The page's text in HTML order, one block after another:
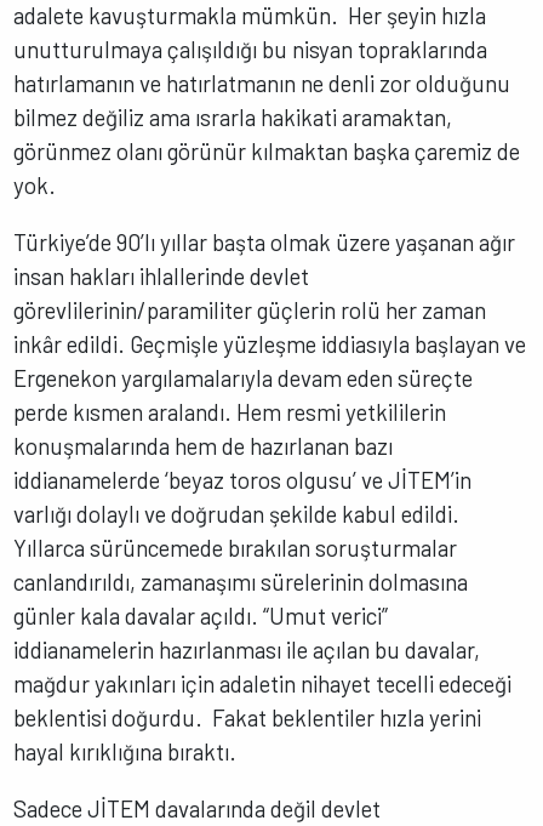
adalete kavuşturmakla mümkün. Her şeyin hızla
unutturulmaya çalışıldığı bu nisyan topraklarında
hatırlamanın ve hatırlatmanın ne denli zor olduğunu
bilmez değiliz ama ısrarla hakikati aramaktan,
görünmez olanı görünür kılmaktan başka çaremiz de
yok.
Türkiye’de 90’lı yıllar başta olmak üzere yaşanan ağır
insan hakları ihlallerinde devlet
görevlilerinin/paramiliter güçlerin rolü her zaman
inkâr edildi. Geçmişle yüzleşme iddiasıyla başlayan ve
Ergenekon yargılamalarıyla devam eden süreçte
perde kısmen aralandı. Hem resmi yetkililerin
konuşmalarında hem de hazırlanan bazı
iddianamelerde ‘beyaz toros olgusu’ ve JİTEM’in
varlığı dolaylı ve doğrudan şekilde kabul edildi.
Yıllarca sürüncemede bırakılan soruşturmalar
canlandırıldı, zamanaşımı sürelerinin dolmasına
günler kala davalar açıldı. “Umut verici”
iddianamelerin hazırlanması ile açılan bu davalar,
mağdur yakınları için adaletin nihayet tecelli edeceği
beklentisi doğurdu. Fakat beklentiler hızla yerini
hayal kırıklığına bıraktı.
Sadece JİTEM davalarında değil devlet